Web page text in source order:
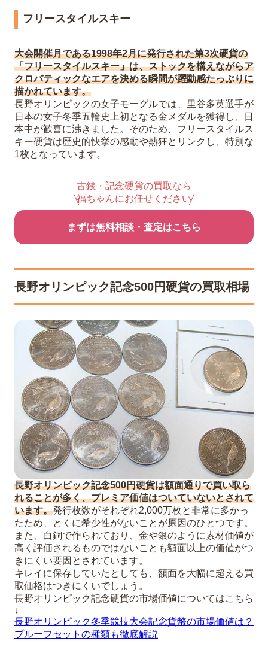
フリースタイルスキー
大会開催月である1998年2月に発行された第3次硬貨の
「フリースタイルスキー」は、ストックを構えながらア
クロバティックなエアを決める瞬間が躍動感たっぷりに
描かれています。
長野オリンピックの女子モーグルでは、里谷多英選手が
日本の女子冬季五輪史上初となる金メダルを獲得し、日
本中が歓喜に沸きました。そのため、フリースタイルス
キー硬貨は歴史的快挙の感動や熱狂とリンクし、特別な
1枚となっています。
古銭・記念硬貨の買取なら
福ちゃんにお任せください
まずは無料相談・査定はこちら
長野オリンピック記念500円硬貨の買取相場
長野オリンピック記念500円硬貨は額面通りで買い取ら
れることが多く、プレミア価値はついていないとされて
います。発行枚数がそれぞれ2,000万枚と非常に多かっ
たため、とくに希少性がないことが原因のひとつです。
また、白銅で作られており、金や銀のように素材価値が
高く評価されるものではないことも額面以上の価値がつ
きにくい要因とされています。
キレイに保存していたとしても、額面を大幅に超える買
取価格はつきにくいでしょう。
長野オリンピック記念硬貨の市場価値についてはこちら
↓
長野オリンピック冬季競技大会記念貨幣の市場価値は？
プルーフセットの種類も徹底解説